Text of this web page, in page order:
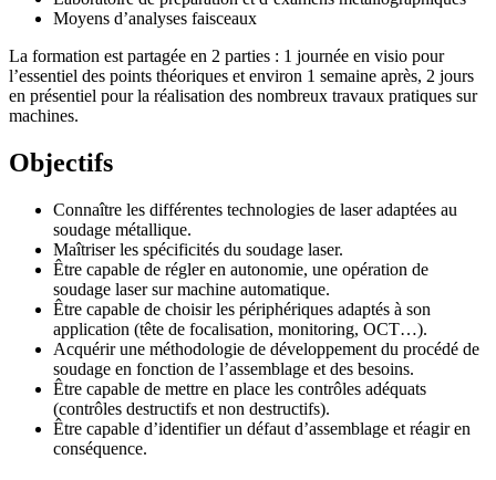
Moyens d’analyses faisceaux
La formation est partagée en 2 parties : 1 journée en visio pour
l’essentiel des points théoriques et environ 1 semaine après, 2 jours
en présentiel pour la réalisation des nombreux travaux pratiques sur
machines.
Objectifs
Connaître les différentes technologies de laser adaptées au
soudage métallique.
Maîtriser les spécificités du soudage laser.
Être capable de régler en autonomie, une opération de
soudage laser sur machine automatique.
Être capable de choisir les périphériques adaptés à son
application (tête de focalisation, monitoring, OCT…).
Acquérir une méthodologie de développement du procédé de
soudage en fonction de l’assemblage et des besoins.
Être capable de mettre en place les contrôles adéquats
(contrôles destructifs et non destructifs).
Être capable d’identifier un défaut d’assemblage et réagir en
conséquence.